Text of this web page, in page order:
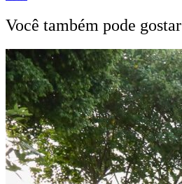
Você também pode gostar